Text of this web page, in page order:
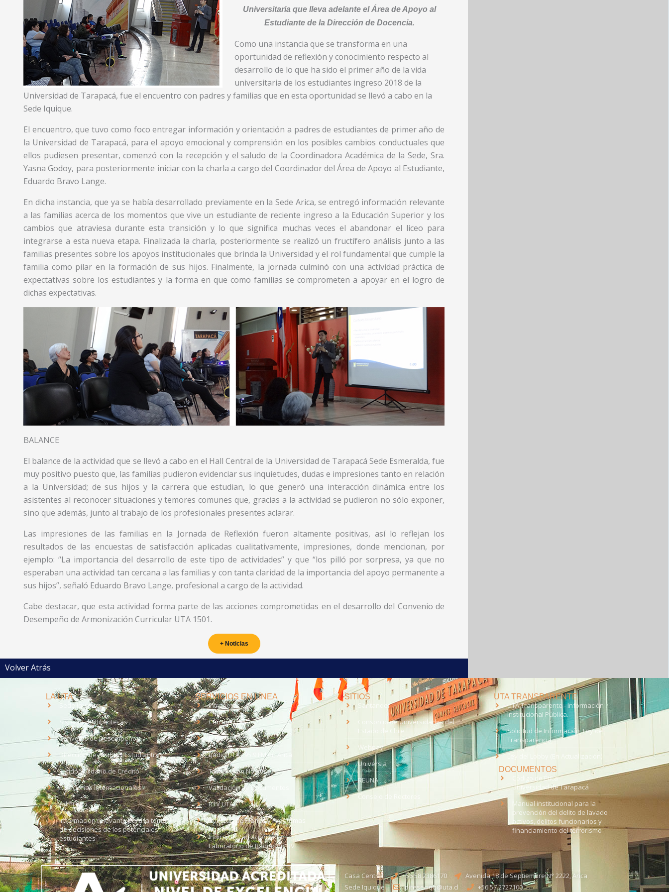
Universitaria que lleva adelante el Área de Apoyo al
Estudiante de la Dirección de Docencia.
Como una instancia que se transforma en una
oportunidad de reflexión y conocimiento respecto al
desarrollo de lo que ha sido el primer año de la vida
universitaria de los estudiantes ingreso 2018 de la
Universidad de Tarapacá, fue el encuentro con padres y familias que en esta oportunidad se llevó a cabo en la
Sede Iquique.
El encuentro, que tuvo como foco entregar información y orientación a padres de estudiantes de primer año de
la Universidad de Tarapacá, para el apoyo emocional y comprensión en los posibles cambios conductuales que
ellos pudiesen presentar, comenzó con la recepción y el saludo de la Coordinadora Académica de la Sede, Sra.
Yasna Godoy, para posteriormente iniciar con la charla a cargo del Coordinador del Área de Apoyo al Estudiante,
Eduardo Bravo Lange.
En dicha instancia, que ya se había desarrollado previamente en la Sede Arica, se entregó información relevante
a las familias acerca de los momentos que vive un estudiante de reciente ingreso a la Educación Superior y los
cambios que atraviesa durante esta transición y lo que significa muchas veces el abandonar el liceo para
integrarse a esta nueva etapa. Finalizada la charla, posteriormente se realizó un fructífero análisis junto a las
familias presentes sobre los apoyos institucionales que brinda la Universidad y el rol fundamental que cumple la
familia como pilar en la formación de sus hijos. Finalmente, la jornada culminó con una actividad práctica de
expectativas sobre los estudiantes y la forma en que como familias se comprometen a apoyar en el logro de
dichas expectativas.
BALANCE
El balance de la actividad que se llevó a cabo en el Hall Central de la Universidad de Tarapacá Sede Esmeralda, fue
muy positivo puesto que, las familias pudieron evidenciar sus inquietudes, dudas e impresiones tanto en relación
a la Universidad; de sus hijos y la carrera que estudian, lo que generó una interacción dinámica entre los
asistentes al reconocer situaciones y temores comunes que, gracias a la actividad se pudieron no sólo exponer,
sino que además, junto al trabajo de los profesionales presentes aclarar.
Las impresiones de las familias en la Jornada de Reflexión fueron altamente positivas, así lo reflejan los
resultados de las encuestas de satisfacción aplicadas cualitativamente, impresiones, donde mencionan, por
ejemplo: “La importancia del desarrollo de este tipo de actividades” y que “los pilló por sorpresa, ya que no
esperaban una actividad tan cercana a las familias y con tanta claridad de la importancia del apoyo permanente a
sus hijos”, señaló Eduardo Bravo Lange, profesional a cargo de la actividad.
Cabe destacar, que esta actividad forma parte de las acciones comprometidas en el desarrollo del Convenio de
Desempeño de Armonización Curricular UTA 1501.
+ Noticias
Volver Atrás
LA UTA
Sede Iquique
Sistema de Bibliotecas
Convenio de Desempeño
Dirección de Asuntos Estudiantiles
Fondo Solidario de Crédito
Relaciones Internacionales
Admisión
Información relevante para la toma
de decisiones de los potenciales
estudiantes
SERVICIOS EN LÍNEA
Intranet
Correo UTA
EUDEV UTAmed
Radio UTA - 95.9 FM en Arica
Trabaja con Nosotros
Validación de Documentos
RTV UTA
Solicitud de Planes y Programas
Índice de Radiación Solar -
Laboratorio de Radiación UV
SITIOS
Santander
Consorcio de Universidades del
Estado de Chile
Webpay
Universia
REUNA
UTA TRANSPARENTE
UTA Transparente - Información
Institucional Pública.
Solicitud de Información, Ley de
Transparencia
Ley del Lobby (En Actualización)
DOCUMENTOS
Código de Ética
Universidad de Tarapacá
Manual institucional para la
prevención del delito de lavado
activos, delitos funcionarios y
financiamiento del terrorismo
Casa Central +56 58 2386170
Avenida 18 de Septiembre N° 2222, Arica
Sede Iquique
direseciqq@uta.cl +56 57 2727100​